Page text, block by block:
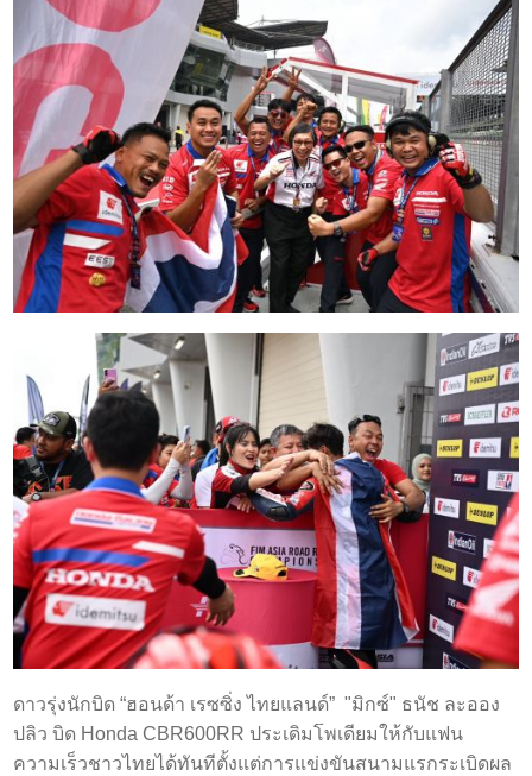
ดาวรุ่งนักบิด “ฮอนด้า เรซซิ่ง ไทยแลนด์” "มิกซ์" ธนัช ละออง
ปลิว บิด Honda CBR600RR ประเดิมโพเดียมให้กับแฟน
ความเร็วชาวไทยได้ทันทีตั้งแต่การแข่งขันสนามแรกระเบิดผล